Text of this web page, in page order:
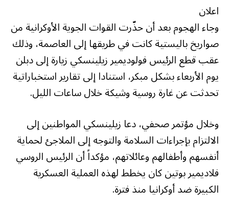
اعلان
وجاء الهجوم بعد أن حذّرت القوات الجوية الأوكرانية من
صواريخ باليستية كانت في طريقها إلى العاصمة، وذلك
عقب قطع الرئيس فولوديمير زيلينسكي زيارة إلى دبلن
يوم الأربعاء بشكل مبكر، استنادا إلى تقارير استخباراتية
تحدثت عن غارة روسية وشيكة خلال ساعات الليل.
وخلال مؤتمر صحفي، دعا زيلينسكي المواطنين إلى
الالتزام بإجراءات السلامة والتوجه إلى الملاجئ لحماية
أنفسهم وأطفالهم وعائلاتهم، مؤكداً أن الرئيس الروسي
فلاديمير بوتين كان يخطط لهذه العملية العسكرية
الكبيرة ضد أوكرانيا منذ فترة.